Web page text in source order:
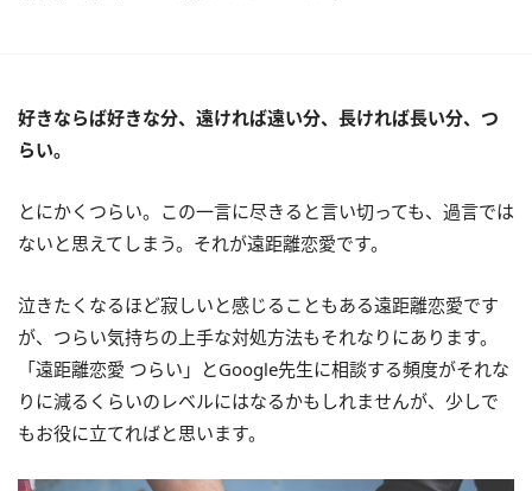
好きならば好きな分、遠ければ遠い分、長ければ長い分、つ
らい。
とにかくつらい。この一言に尽きると言い切っても、過言では
ないと思えてしまう。それが遠距離恋愛です。
泣きたくなるほど寂しいと感じることもある遠距離恋愛です
が、つらい気持ちの上手な対処方法もそれなりにあります。
「遠距離恋愛 つらい」とGoogle先生に相談する頻度がそれな
りに減るくらいのレベルにはなるかもしれませんが、少しで
もお役に立てればと思います。